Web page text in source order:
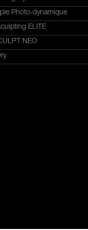
Photo-dynamique
ELITE
NEO